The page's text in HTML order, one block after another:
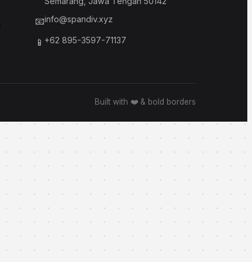
📧info@spandiv.xyz
📱 +62 895-3597-71137
Built with ❤️ & bold borders